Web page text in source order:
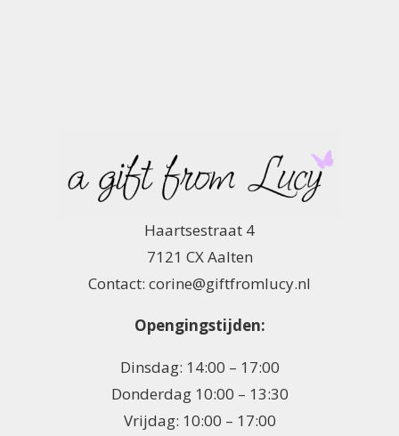
Haartsestraat 4
7121 CX Aalten
Contact: corine@giftfromlucy.nl
Opengingstijden:
Dinsdag: 14:00 – 17:00
Donderdag 10:00 – 13:30
Vrijdag: 10:00 – 17:00